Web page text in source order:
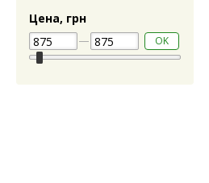
Цена, грн
OK